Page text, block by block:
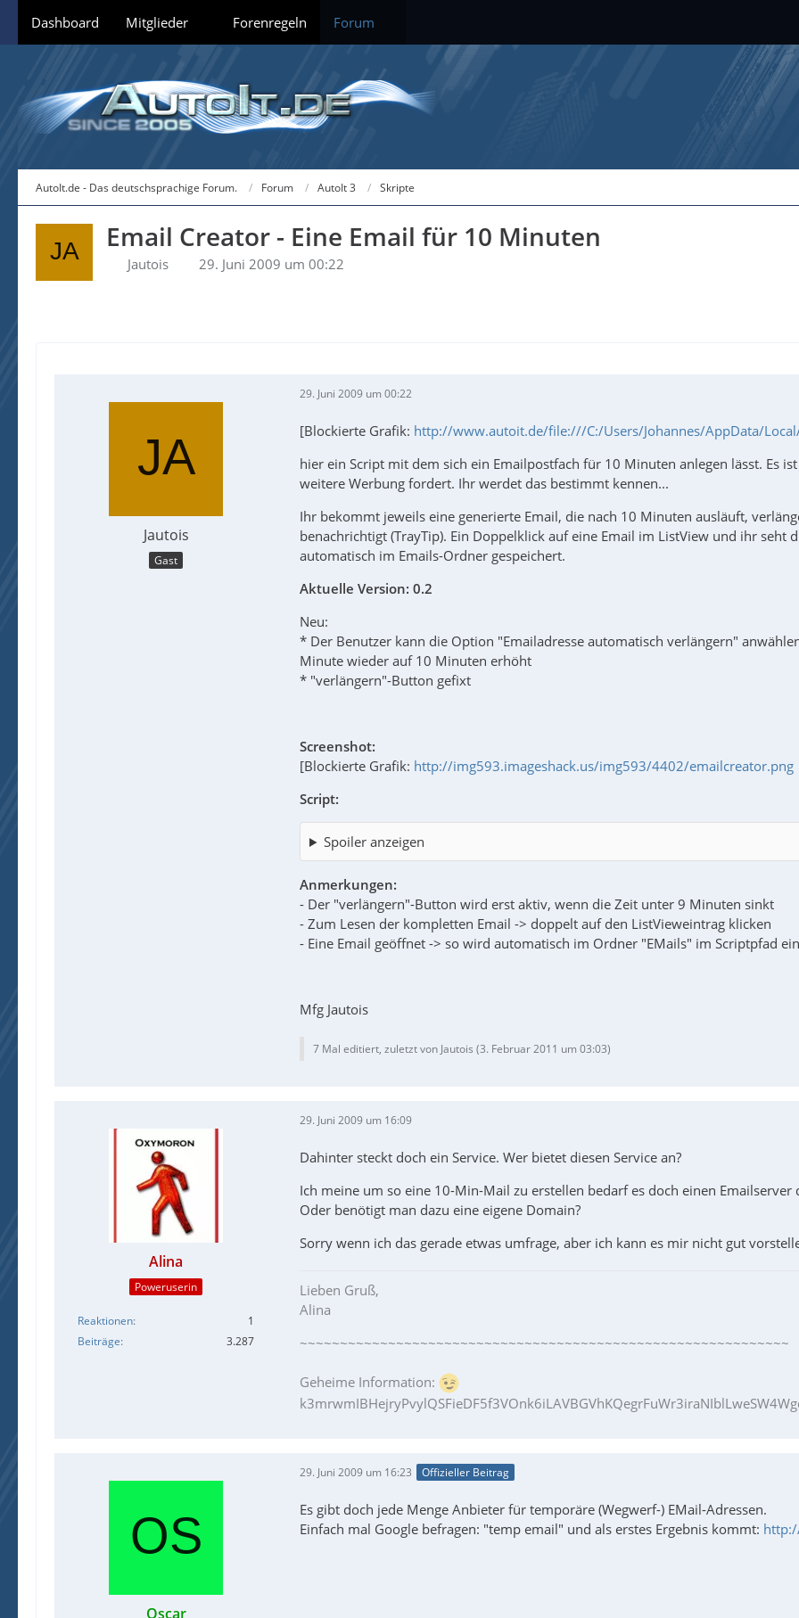
Dashboard Mitglieder Forenregeln Forum
AutoIt.de - Das deutschsprachige Forum. Forum AutoIt 3 Skripte
Email Creator - Eine Email für 10 Minuten
Jautois 29. Juni 2009 um 00:22
Jautois
Gast
29. Juni 2009 um 00:22
[Blockierte Grafik: http://www.autoit.de/file:///C:/Users/Johannes/AppData/
hier ein Script mit dem sich ein Emailpostfach für 10 Minuten anlegen lässt. Es
weitere Werbung fordert. Ihr werdet das bestimmt kennen...
Ihr bekommt jeweils eine generierte Email, die nach 10 Minuten ausläuft,
benachrichtigt (TrayTip). Ein Doppelklick auf eine Email im ListView und ihr seht
automatisch im Emails-Ordner gespeichert.
Aktuelle Version: 0.2
Neu:
* Der Benutzer kann die Option "Emailadresse automatisch verlängern"
Minute wieder auf 10 Minuten erhöht
* "verlängern"-Button gefixt
Screenshot:
[Blockierte Grafik: http://img593.imageshack.us/img593/4402/emailcreator.png
Script:
Spoiler anzeigen
Anmerkungen:
- Der "verlängern"-Button wird erst aktiv, wenn die Zeit unter 9 Minuten sinkt
- Zum Lesen der kompletten Email -> doppelt auf den ListVieweintrag klicken
- Eine Email geöffnet -> so wird automatisch im Ordner "EMails" im Scriptpfad
Mfg Jautois
7 Mal editiert, zuletzt von Jautois (3. Februar 2011 um 03:03)
Alina
Poweruserin
Reaktionen
1
Beiträge
3.287
29. Juni 2009 um 16:09
Dahinter steckt doch ein Service. Wer bietet diesen Service an?
Ich meine um so eine 10-Min-Mail zu erstellen bedarf es doch einen
Oder benötigt man dazu eine eigene Domain?
Sorry wenn ich das gerade etwas umfrage, aber ich kann es mir nicht gut
Lieben Gruß,
Alina
~~~~~~~~~~~~~~~~~~~~~~~~~~~~~~~~~~~~~~~~~~~~~~~~~~~~~~~~~~~~~
Geheime Information:
Oscar
29. Juni 2009 um 16:23 Offizieller Beitrag
Es gibt doch jede Menge Anbieter für temporäre (Wegwerf-) EMail-Adressen.
Einfach mal Google befragen: "temp email" und als erstes Ergebnis kommt: